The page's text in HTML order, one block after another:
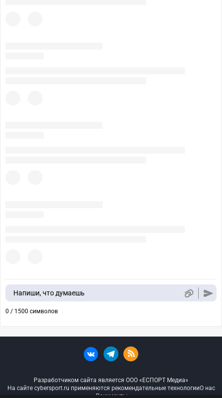
Напиши, что думаешь
0 / 1500 символов
Разработчиком сайта является ООО «ЕСПОРТ Медиа»
На сайте cybersport.ru применяются рекомендательные технологииО нас
Документы